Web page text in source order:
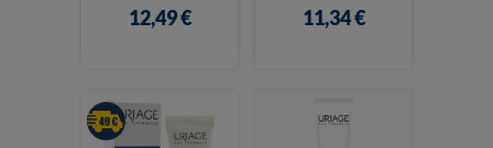
12,49 € 11,34 €